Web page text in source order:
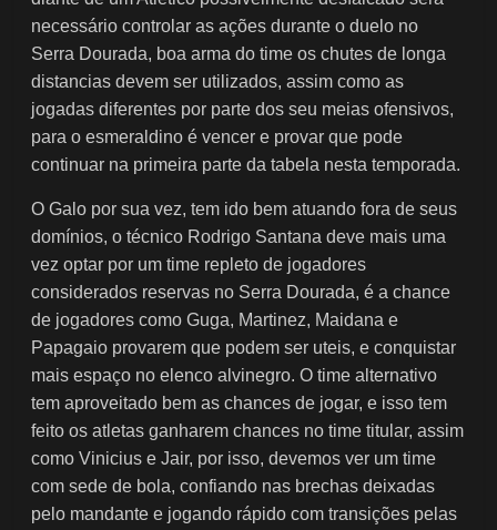
necessário controlar as ações durante o duelo no
Serra Dourada, boa arma do time os chutes de longa
distancias devem ser utilizados, assim como as
jogadas diferentes por parte dos seu meias ofensivos,
para o esmeraldino é vencer e provar que pode
continuar na primeira parte da tabela nesta temporada.
O Galo por sua vez, tem ido bem atuando fora de seus
domínios, o técnico Rodrigo Santana deve mais uma
vez optar por um time repleto de jogadores
considerados reservas no Serra Dourada, é a chance
de jogadores como Guga, Martinez, Maidana e
Papagaio provarem que podem ser uteis, e conquistar
mais espaço no elenco alvinegro. O time alternativo
tem aproveitado bem as chances de jogar, e isso tem
feito os atletas ganharem chances no time titular, assim
como Vinicius e Jair, por isso, devemos ver um time
com sede de bola, confiando nas brechas deixadas
pelo mandante e jogando rápido com transições pelas